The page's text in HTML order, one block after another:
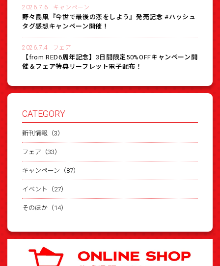
2026.7.6 キャンペーン
野々島凧『今世で最後の恋をしよう』発売記念 #ハッシュ
タグ感想キャンペーン開催！
2026.7.4 フェア
【from RED6周年記念】3日間限定50%OFFキャンペーン開
催＆フェア特典リーフレット電子配布！
CATEGORY
新刊情報（3）
フェア（33）
キャンペーン（87）
イベント（27）
そのほか（14）